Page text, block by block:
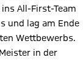
All-First-Team
und lag am Ende
Wettbewerbs.
in der